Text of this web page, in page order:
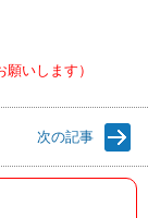
いします）
次の記事